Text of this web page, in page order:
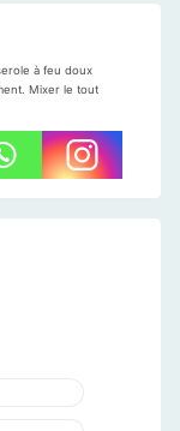
à feu doux
Mixer le tout